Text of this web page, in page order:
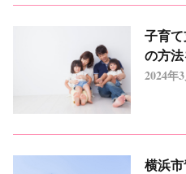
子育
の方
2024年
横浜